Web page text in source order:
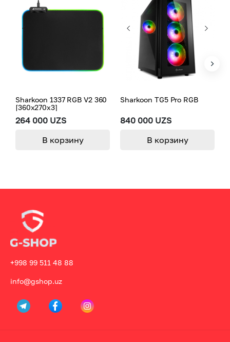
264 000 UZS
Sharkoon 1337 RGB V2 360
[360x270x3]
В корзину
840 000 UZS
Sharkoon TG5 Pro RGB
В корзину
+998 99 511 48 88
info@gshop.uz